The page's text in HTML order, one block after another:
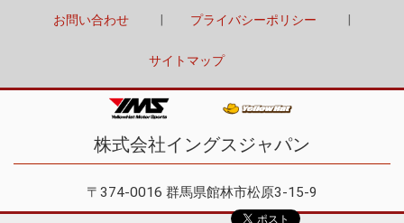
お問い合わせ プライバシーポリシー
サイトマップ
株式会社イングスジャパン
〒374-0016 群馬県館林市松原3-15-9